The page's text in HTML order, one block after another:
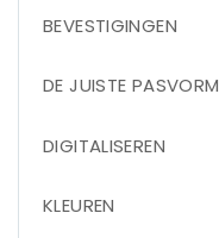
BEVESTIGINGEN
DE JUISTE
DIGITALISEREN
KLEUREN